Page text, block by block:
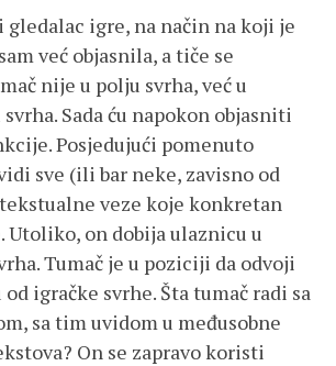
igre, na način na koji je
već objasnila, a tiče se
nije u polju svrha, već u
Sada ću napokon objasniti
Posjedujući pomenuto
sve (ili bar neke, zavisno od
veze koje konkretan
Utoliko, on dobija ulaznicu u
Tumač je u poziciji da odvoji
igračke svrhe. Šta tumač radi sa
sa tim uvidom u međusobne
On se zapravo koristi